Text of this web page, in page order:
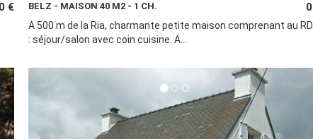
0 € BELZ - MAISON 40 M2 - 1 CH.
A 500 m de la Ria, charmante petite maison comprenant au
: séjour/salon avec coin cuisine. A...